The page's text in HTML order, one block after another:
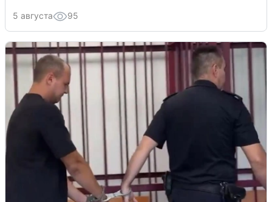
5 августа 95